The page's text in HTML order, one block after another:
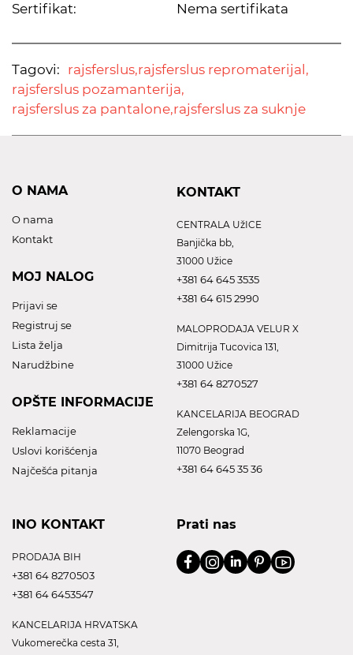
Sertifikat:
Nema sertifikata
Tagovi: rajsferslus,rajsferslus repromaterijal,
rajsferslus pozamanterija,
rajsferslus za pantalone,rajsferslus za suknje
O NAMA
O nama
Kontakt
MOJ NALOG
Prijavi se
Registruj se
Lista želja
Narudžbine
OPŠTE INFORMACIJE
Reklamacije
Uslovi korišćenja
Najčešća pitanja
KONTAKT
CENTRALA UžICE
Banjička bb,
31000 Užice
+381 64 645 3535
+381 64 615 2990
MALOPRODAJA VELUR X
Dimitrija Tucovica 131,
31000 Užice
+381 64 8270527
KANCELARIJA BEOGRAD
Zelengorska 1G,
11070 Beograd
+381 64 645 35 36
INO KONTAKT
PRODAJA BIH
+381 64 8270503
+381 64 6453547
KANCELARIJA HRVATSKA
Vukomerečka cesta 31,
Prati nas